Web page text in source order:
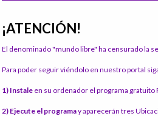
¡ATENCIÓN!
El denominado "mundo libre" ha censurado la
Para poder seguir viéndolo en nuestro portal
1) Instale en su ordenador el programa gratuito
2) Ejecute el programay aparecerán tres